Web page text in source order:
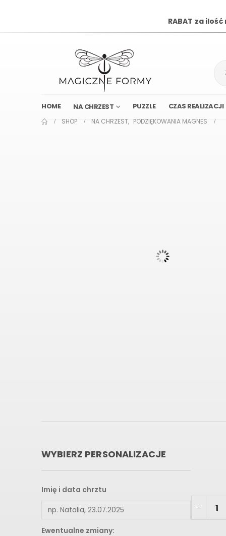
RABAT za
HOME NA CHRZEST PUZZLE CZAS REALIZACJI
SHOP NA CHRZEST, PODZIĘKOWANIA MAGNES
WYBIERZ PERSONALIZACJE
Imię i data chrztu
Ewentualne zmiany: